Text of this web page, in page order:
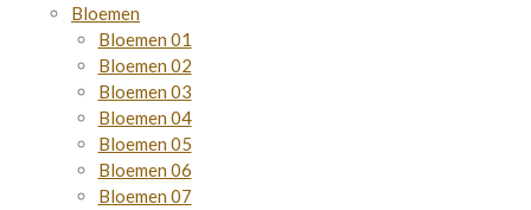
Bloemen
Bloemen 01
Bloemen 02
Bloemen 03
Bloemen 04
Bloemen 05
Bloemen 06
Bloemen 07